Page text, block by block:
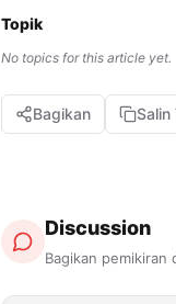
Topik
No topics for this article yet.
Bagikan Salin
Discussion
Bagikan pemikiran